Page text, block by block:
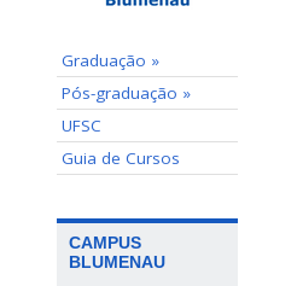
Graduação »
Pós-graduação »
UFSC
Guia de Cursos
CAMPUS
BLUMENAU